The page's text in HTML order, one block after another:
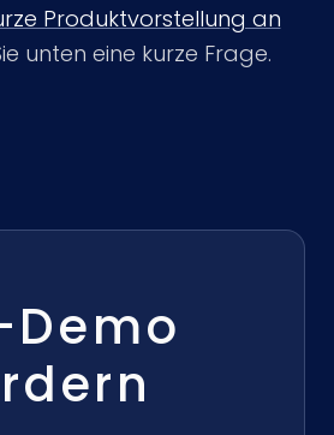
Produktvorstellung an
unten eine kurze Frage.
Demo